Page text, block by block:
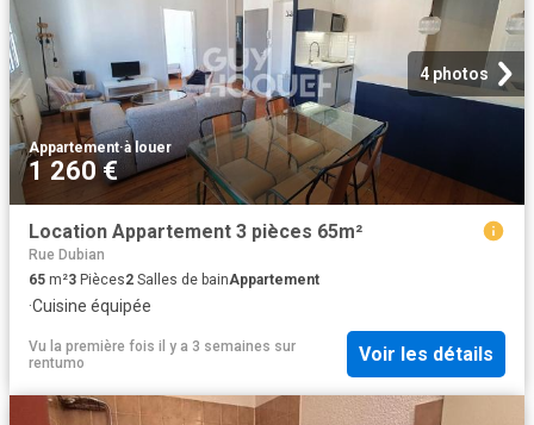
4 photos
Appartement·à louer
1 260 €
Location Appartement 3 pièces 65m²
Rue Dubian
65 m²3 Pièces2 Salles de bainAppartement
·Cuisine équipée
Vu la première fois il y a 3 semaines sur
rentumo
Voir les détails